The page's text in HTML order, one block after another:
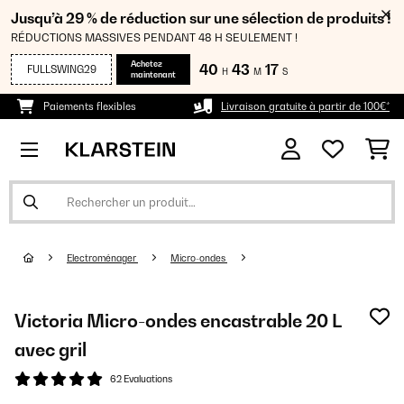
Jusqu’à 29 % de réduction sur une sélection de produits !
RÉDUCTIONS MASSIVES PENDANT 48 H SEULEMENT !
FULLSWING29
Achetez
maintenant
40 H 43 M 16 S
Paiements flexibles Livraison gratuite à partir de 100€*
Electroménager Micro-ondes
Victoria Micro-ondes encastrable 20 L
avec gril
62 Evaluations